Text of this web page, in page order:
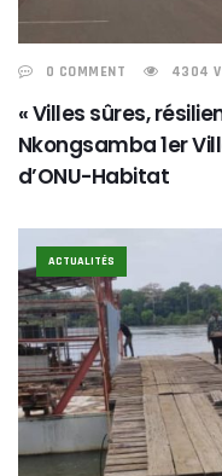
0 COMMENT 4304
« Villes sûres,
Nkongsamba 1er
d’ONU-Habitat
ACTUALITÉS